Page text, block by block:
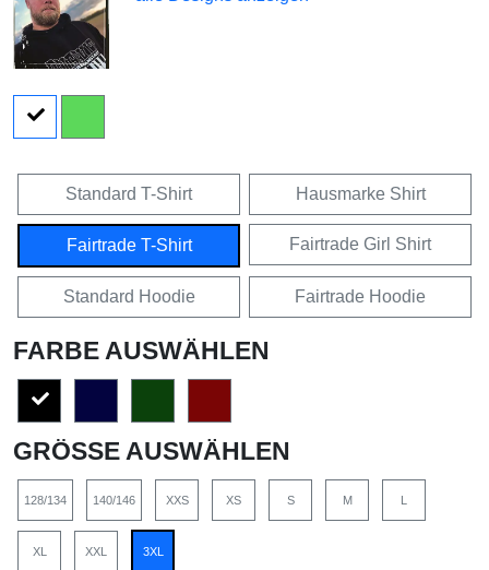
Standard T-Shirt Hausmarke Shirt
Fairtrade T-Shirt Fairtrade Girl Shirt
Standard Hoodie Fairtrade Hoodie
FARBE AUSWÄHLEN
GRÖSSE AUSWÄHLEN
128/134 140/146 XXS XS S M
XL XXL 3XL